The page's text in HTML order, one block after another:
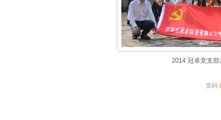
2014 冠卓党支部
页码: